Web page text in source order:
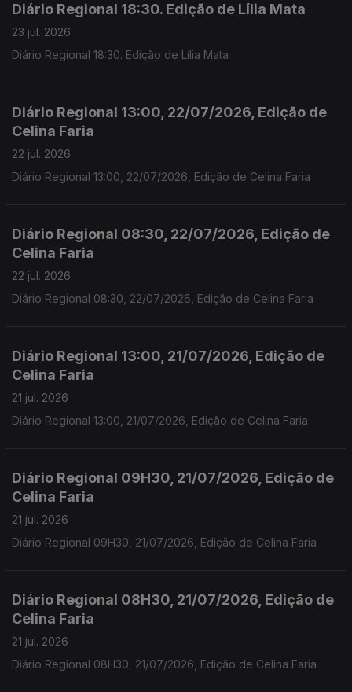
Diário Regional 18:30. Edição de Lília Mata
23 jul. 2026
Diário Regional 18:30. Edição de Lília Mata
Diário Regional 13:00, 22/07/2026, Edição de
Celina Faria
22 jul. 2026
Diário Regional 13:00, 22/07/2026, Edição de Celina Faria
Diário Regional 08:30, 22/07/2026, Edição de
Celina Faria
22 jul. 2026
Diário Regional 08:30, 22/07/2026, Edição de Celina Faria
Diário Regional 13:00, 21/07/2026, Edição de
Celina Faria
21 jul. 2026
Diário Regional 13:00, 21/07/2026, Edição de Celina Faria
Diário Regional 09H30, 21/07/2026, Edição de
Celina Faria
21 jul. 2026
Diário Regional 09H30, 21/07/2026, Edição de Celina Faria
Diário Regional 08H30, 21/07/2026, Edição de
Celina Faria
21 jul. 2026
Diário Regional 08H30, 21/07/2026, Edição de Celina Faria